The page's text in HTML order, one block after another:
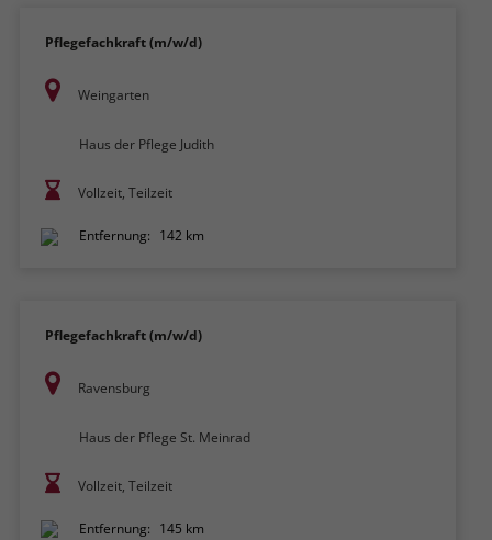
Pflegefachkraft (m/w/d)
Weingarten
Haus der Pflege Judith
Vollzeit, Teilzeit
Entfernung: 142 km
Pflegefachkraft (m/w/d)
Ravensburg
Haus der Pflege St. Meinrad
Vollzeit, Teilzeit
Entfernung: 145 km